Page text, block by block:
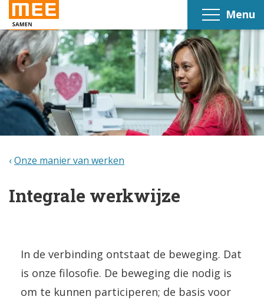
Menu
Onze manier van werken
Integrale werkwijze
In de verbinding ontstaat de beweging. Dat
is onze filosofie. De beweging die nodig is
om te kunnen participeren; de basis voor